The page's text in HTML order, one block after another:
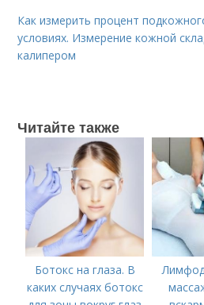
Как измерить процент
условиях. Измерение кожной
калипером
Читайте также
Ботокс на глаза. В
каких случаях ботокс